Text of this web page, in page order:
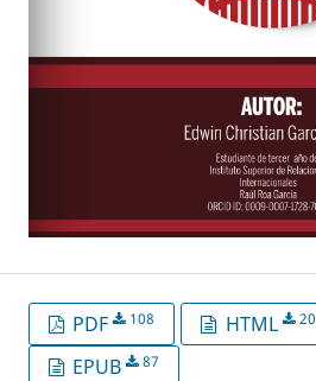
PDF 108 HTML 20
EPUB 87